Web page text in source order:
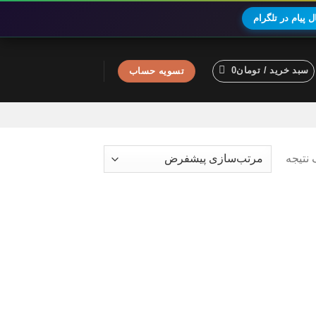
پیام در تلگرام
سبد خرید / تومان0 تسویه حساب